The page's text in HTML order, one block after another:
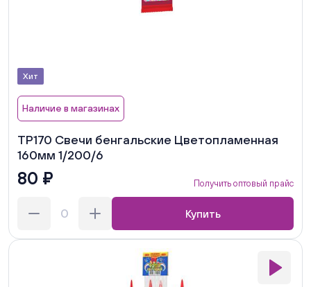
Хит
Наличие в магазинах
ТР170 Свечи бенгальские Цветопламенная
160мм 1/200/6
80 ₽ Получить оптовый прайс
Купить